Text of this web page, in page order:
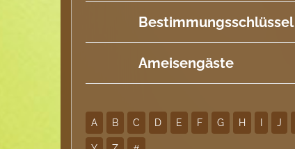
Bestimmungsschlüssel
Ameisengäste
A B C D E F G H J